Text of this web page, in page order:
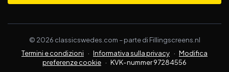
© 2026 classicswedes.com –parte di Fillingscreens.nl
Termini e condizioni · Informativa sulla privacy · Modifica
preferenze cookie · KVK-nummer 97284556